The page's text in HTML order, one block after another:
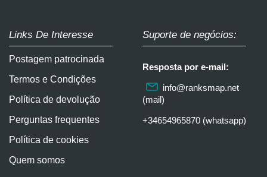
Links De Interesse
Postagem patrocinada
Termos e Condições
Política de devolução
Perguntas frequentes
Política de cookies
Quem somos
Suporte de negócios:
Resposta por e-mail:
info@ranksmap.net
(mail)
+34654965870 (whatsapp)